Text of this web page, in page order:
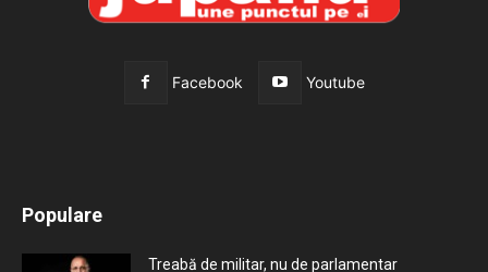
Facebook Youtube
Populare
Treabă de militar, nu de parlamentar